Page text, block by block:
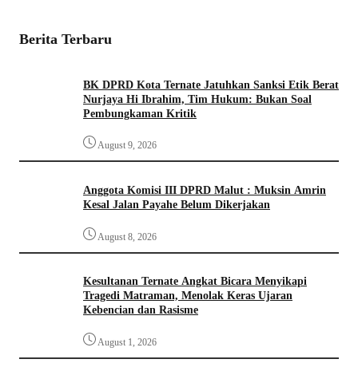
Berita Terbaru
BK DPRD Kota Ternate Jatuhkan Sanksi Etik Berat
Nurjaya Hi Ibrahim, Tim Hukum: Bukan Soal
Pembungkaman Kritik
August 9, 2026
Anggota Komisi III DPRD Malut : Muksin Amrin
Kesal Jalan Payahe Belum Dikerjakan
August 8, 2026
Kesultanan Ternate Angkat Bicara Menyikapi
Tragedi Matraman, Menolak Keras Ujaran
Kebencian dan Rasisme
August 1, 2026